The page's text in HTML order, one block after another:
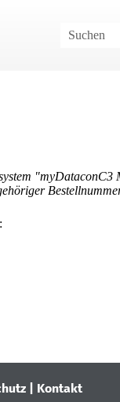
"myDataconC3
| Kontakt